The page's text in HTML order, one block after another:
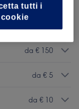
da € 150
da € 5
da € 10
tutti i
cookie